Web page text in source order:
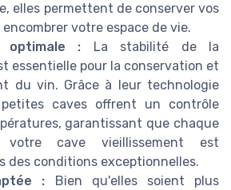
elles permettent de conserver vos
votre espace de vie.
optimale : La stabilité de la
essentielle pour la conservation et
du vin. Grâce à leur technologie
petites caves offrent un contrôle
garantissant que chaque
votre cave vieillissement est
des conditions exceptionnelles.
: Bien qu'elles soient plus